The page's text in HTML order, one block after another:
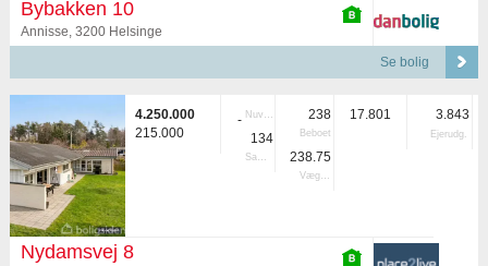
Bybakken 10
Annisse, 3200 Helsinge
Se bolig
4.250.000
215.000
- Nuvær.
134
Samlet
238
Beboet
238.75
Vægtet
17.801 3.843
Ejerudg.
Nydamsvej 8